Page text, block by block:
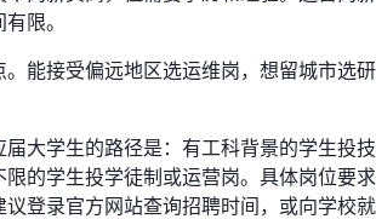
限。
能接受偏远地区选运维岗，想留城市选研
大学生的路径是：有工科背景的学生投技
的学生投学徒制或运营岗。具体岗位要求
议登录官方网站查询招聘时间，或向学校就